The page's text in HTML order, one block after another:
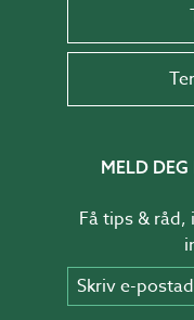
MELD DEG
Få tips &
Skriv e-